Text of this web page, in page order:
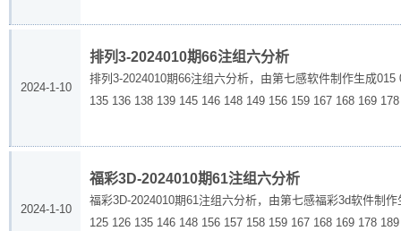
2024-1-10
排列3-2024010期66注组六分析
排列3-2024010期66注组六分析，由第七感软件制作生成
135 136 138 139 145 146 148 149 156 159 167 168 169
2024-1-10
福彩3D-2024010期61注组六分析
福彩3D-2024010期61注组六分析，由第七感福彩3d软件制
125 126 135 146 148 156 157 158 159 167 168 169 178